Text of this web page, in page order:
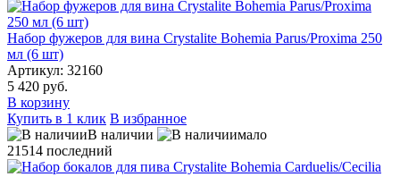
Набор фужеров для вина Crystalite Bohemia Parus/Proxima 250
мл (6 шт)
Артикул: 32160
5 420 руб.
В корзину
Купить в 1 клик В избранное
В наличии
мало
21514 последний